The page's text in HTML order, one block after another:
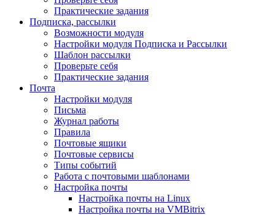
Практические задания
Подписка, рассылки
Возможности модуля
Настройки модуля Подписка и Рассылки
Шаблон рассылки
Проверьте себя
Практические задания
Почта
Настройки модуля
Письма
Журнал работы
Правила
Почтовые ящики
Почтовые сервисы
Типы событий
Работа с почтовыми шаблонами
Настройка почты
Настройка почты на Linux
Настройка почты на VMBitrix